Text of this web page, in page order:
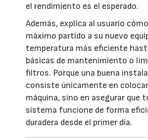
el rendimiento es el esperado.
Además, explica al usuario
máximo partido a su nuevo
temperatura más eficiente
básicas de mantenimiento o
filtros. Porque una buena
consiste únicamente en
máquina, sino en asegurar que
sistema funcione de forma
duradera desde el primer día.